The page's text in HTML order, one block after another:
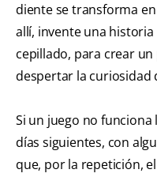
diente se transforma
allí, invente una
cepillado, para crear
despertar la curiosidad
Si un juego no
días siguientes, con
que, por la repetición,